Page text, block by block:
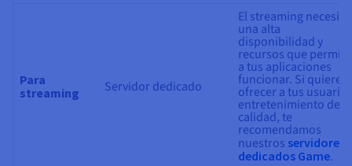
Para
streaming
Servidor dedicado
El streaming necesita
una alta
disponibilidad y
recursos que
a tus aplicaciones
funcionar. Si quieres
ofrecer a tus usuarios
entretenimiento de
calidad, te
recomendamos
nuestros servidores
dedicados Game.